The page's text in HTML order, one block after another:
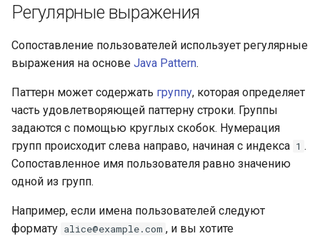
Регулярные выражения
Сопоставление пользователей использует регулярные
выражения на основе Java Pattern.
Паттерн может содержать группу, которая определяет
часть удовлетворяющей паттерну строки. Группы
задаются с помощью круглых скобок. Нумерация
групп происходит слева направо, начиная с индекса 1 .
Сопоставленное имя пользователя равно значению
одной из групп.
Например, если имена пользователей следуют
формату alice@example.com , и вы хотите